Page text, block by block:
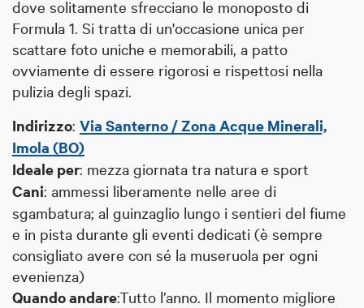
dove solitamente sfrecciano le monoposto di
Formula 1. Si tratta di un'occasione unica per
scattare foto uniche e memorabili, a patto
ovviamente di essere rigorosi e rispettosi nella
pulizia degli spazi.
Indirizzo: Via Santerno / Zona Acque Minerali,
Imola (BO)
Ideale per: mezza giornata tra natura e sport
Cani: ammessi liberamente nelle aree di
sgambatura; al guinzaglio lungo i sentieri del fiume
e in pista durante gli eventi dedicati (è sempre
consigliato avere con sé la museruola per ogni
evenienza)
Quando andare:Tutto l’anno. Il momento migliore